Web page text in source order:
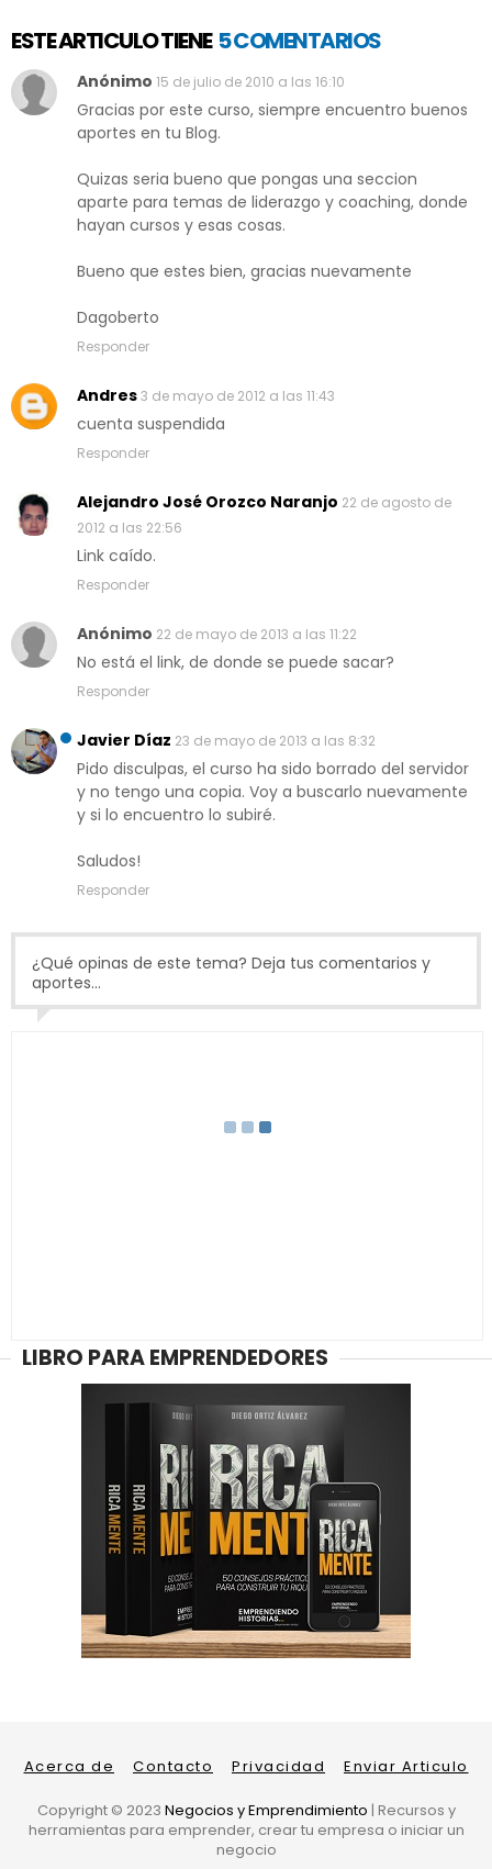
ESTE ARTICULO TIENE 5 COMENTARIOS
Anónimo 15 de julio de 2010 a las 16:10
Gracias por este curso, siempre encuentro buenos
aportes en tu Blog.
Quizas seria bueno que pongas una seccion
aparte para temas de liderazgo y coaching, donde
hayan cursos y esas cosas.
Bueno que estes bien, gracias nuevamente
Dagoberto
Responder
Andres3 de mayo de 2012 a las 11:43
cuenta suspendida
Responder
Alejandro José Orozco Naranjo 22 de agosto de
2012 a las 22:56
Link caído.
Responder
Anónimo 22 de mayo de 2013 a las 11:22
No está el link, de donde se puede sacar?
Responder
Javier Díaz 23 de mayo de 2013 a las 8:32
Pido disculpas, el curso ha sido borrado del servidor
y no tengo una copia. Voy a buscarlo nuevamente
y si lo encuentro lo subiré.
Saludos!
Responder
¿Qué opinas de este tema? Deja tus comentarios y
aportes...
LIBRO PARA EMPRENDEDORES
Acerca de Contacto Privacidad Enviar Articulo
Copyright © 2023 Negocios y Emprendimiento | Recursos y
herramientas para emprender, crear tu empresa o iniciar un
negocio